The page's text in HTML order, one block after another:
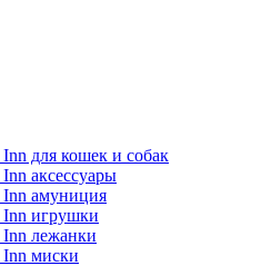
для кошек и собак
аксессуары
амуниция
игрушки
лежанки
миски